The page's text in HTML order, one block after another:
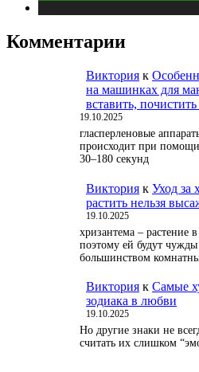
Комментарии
Виктория к
на машинках для
вставить,
19.10.2025
гласперленовые
происходит при
30–180 секунд
Виктория к Уход за
растить нельзя
19.10.2025
хризантема – растение
поэтому ей будут
большинством
Виктория к Самые
зодиака в любви
19.10.2025
Но другие знаки не
считать их слишком